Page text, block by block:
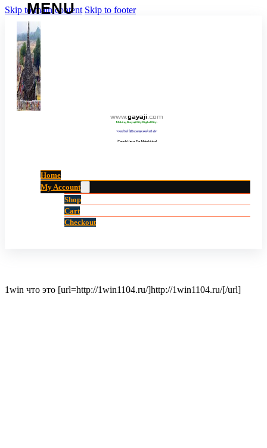
Skip to main content Skip to footer
www.gayaji.com
Making Gayaji City Digital City.
“गयाजी को डिजिटल शहर बनाने की ओर”
(Touch Here For Main Links)
Home
My Account
Shop
Cart
Checkout
1win что это [url=http://1win1104.ru/]http://1win1104.ru/[/url]